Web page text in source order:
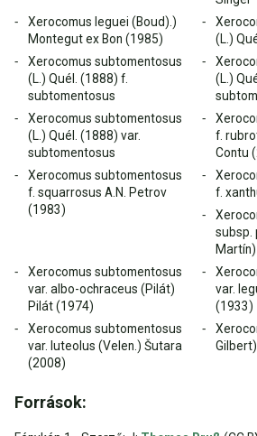
Xerocomus leguei (Boud).)
Montegut ex Bon (1985)
(L.)
Xerocomus subtomentosus
(L.) Quél. (1888) f.
subtomentosus
(L.)
Xerocomus subtomentosus
(L.) Quél. (1888) var.
subtomentosus
f.
Contu
Xerocomus subtomentosus
f. squarrosus A.N. Petrov
(1983)
f.
subsp.
Xerocomus subtomentosus
var. albo-ochraceus (Pilát)
Pilát (1974)
var.
(1933)
Xerocomus subtomentosus
var. luteolus (Velen.) Šutara
(2008)
Források: